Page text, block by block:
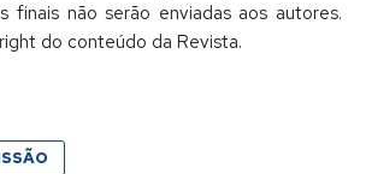
finais não serão enviadas aos autores.
do conteúdo da Revista.